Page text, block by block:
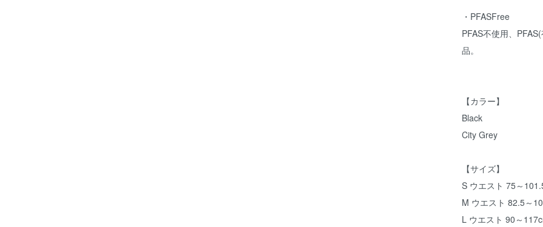
・PFASFree
PFAS不使用、
品。
【カラー】
Black
City Grey
【サイズ】
S ウエスト 75～
M ウエスト 82.5～
L ウエスト 90～